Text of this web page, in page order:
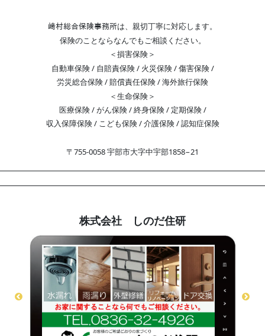
﨑村総合保険事務所は、親切丁寧に対応します。
保険のことならなんでもご相談ください。
＜損害保険＞
自動車保険 / 自賠責保険 / 火災保険 / 傷害保険 /
労災総合保険 / 賠償責任保険 / 海外旅行保険
＜生命保険＞
医療保険 / がん保険 / 終身保険 / 定期保険 /
収入保障保険 / こども保険 / 介護保険 / 認知症保険
〒755-0058 宇部市大字中宇部1858−21
株式会社 しのだ住研